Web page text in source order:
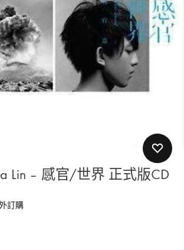
Lin – 感官/世界 正式版CD
訂購